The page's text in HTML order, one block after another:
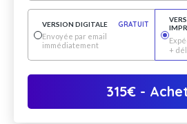
VERSION DIGITALE
GRATUIT
Envoyée par email
immédiatement
+
315€-